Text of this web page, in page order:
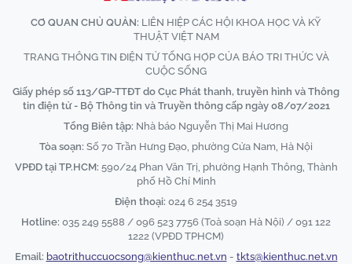
CƠ QUAN CHỦ QUẢN: LIÊN HIỆP CÁC HỘI KHOA HỌC VÀ KỸ
THUẬT VIỆT NAM
TRANG THÔNG TIN ĐIỆN TỬ TỔNG HỢP CỦA BÁO TRI THỨC VÀ
CUỘC SỐNG
Giấy phép số 113/GP-TTĐT do Cục Phát thanh, truyền hình và Thông
tin điện tử - Bộ Thông tin và Truyền thông cấp ngày 08/07/2021
Tổng Biên tập: Nhà báo Nguyễn Thị Mai Hương
Tòa soạn: Số 70 Trần Hưng Đạo, phường Cửa Nam, Hà Nội
VPĐD tại TP.HCM: 590/24 Phan Văn Trị, phường Hạnh Thông, Thành
phố Hồ Chí Minh
Điện thoại: 024 6 254 3519
Hotline: 035 249 5588 / 096 523 7756 (Toà soạn Hà Nội) / 091 122
1222 (VPĐD TPHCM)
Email: baotrithuccuocsong@kienthuc.net.vn - tkts@kienthuc.net.vn